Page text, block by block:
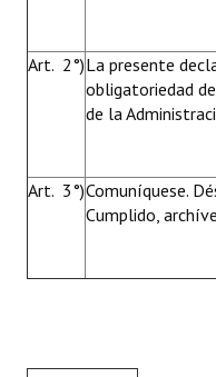
Art. 2°)La presente
obligatoriedad
de la
Art. 3°)Comuníquese.
Cumplido,